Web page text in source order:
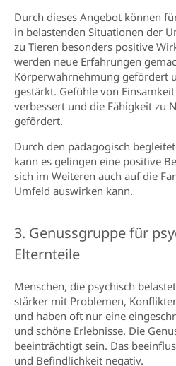
Durch dieses Angebot können
in belastenden Situationen der
zu Tieren besonders positive
werden neue Erfahrungen
Körperwahrnehmung gefördert
gestärkt. Gefühle von
verbessert und die Fähigkeit zu
gefördert.
Durch den pädagogisch
kann es gelingen eine positive
sich im Weiteren auch auf die
Umfeld auswirken kann.
3. Genussgruppe für
Elternteile
Menschen, die psychisch
stärker mit Problemen,
und haben oft nur eine
und schöne Erlebnisse. Die
beeinträchtigt sein. Das
und Befindlichkeit negativ.